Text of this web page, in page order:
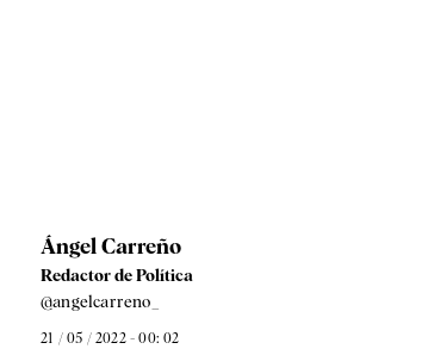
Ángel Carreño
Redactor de Política
@angelcarreno_
21 / 05 / 2022 - 00: 02